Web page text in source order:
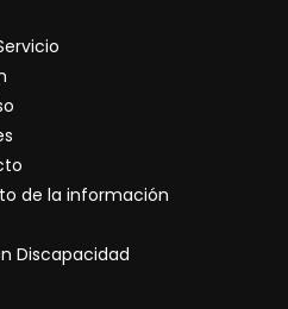
de la información
Discapacidad